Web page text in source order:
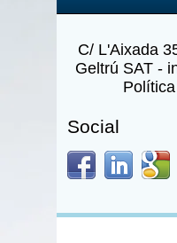
C/ L'Aixada
Geltrú SAT -
Social